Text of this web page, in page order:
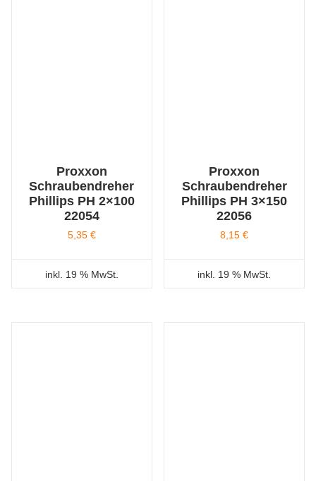
Proxxon
Schraubendreher
Phillips PH 2×100
22054
5,35 €
inkl. 19 % MwSt.
Proxxon
Schraubendreher
Phillips PH 3×150
22056
8,15€
inkl. 19 % MwSt.